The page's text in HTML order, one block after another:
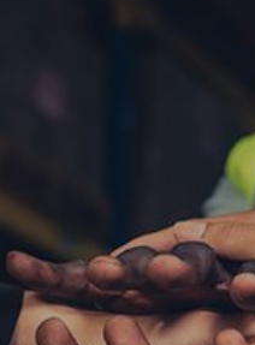
BERITA &